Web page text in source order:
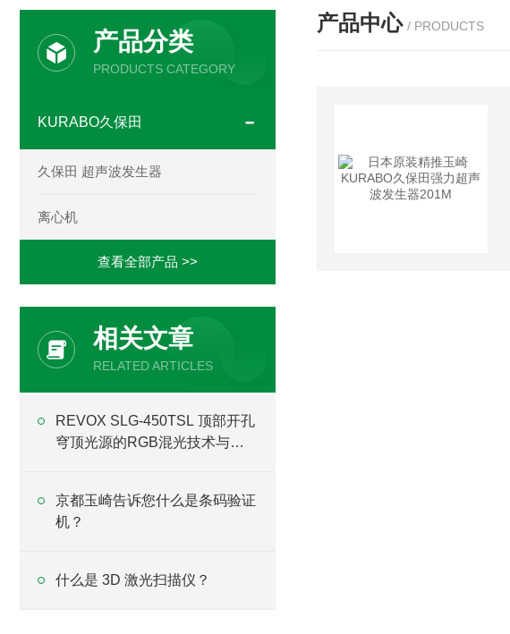
产品分类
PRODUCTS CATEGORY
KURABO久保田
久保田 超声波发生器
离心机
查看全部产品 >>
相关文章
RELATED ARTICLES
REVOX SLG-450TSL 顶部开孔
穹顶光源的RGB混光技术与镜
京都玉崎告诉您什么是条码验证
机？
什么是 3D 激光扫描仪？
产品中心 / PRODUCTS